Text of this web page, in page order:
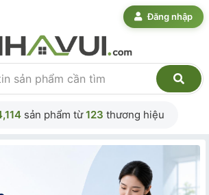
Đăng nhập
sản phẩm từ123 thương hiệu